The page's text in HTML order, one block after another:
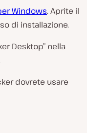
Windows. Aprite il
di installazione.
Desktop” nella
dovrete usare